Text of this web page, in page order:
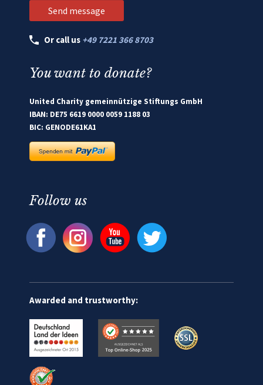
Or call us +49 7221 366 8703
You want to donate?
United Charity gemeinnützige Stiftungs GmbH
IBAN: DE75 6619 0000 0059 1188 03
BIC: GENODE61KA1
Follow us
Awarded and trustworthy: